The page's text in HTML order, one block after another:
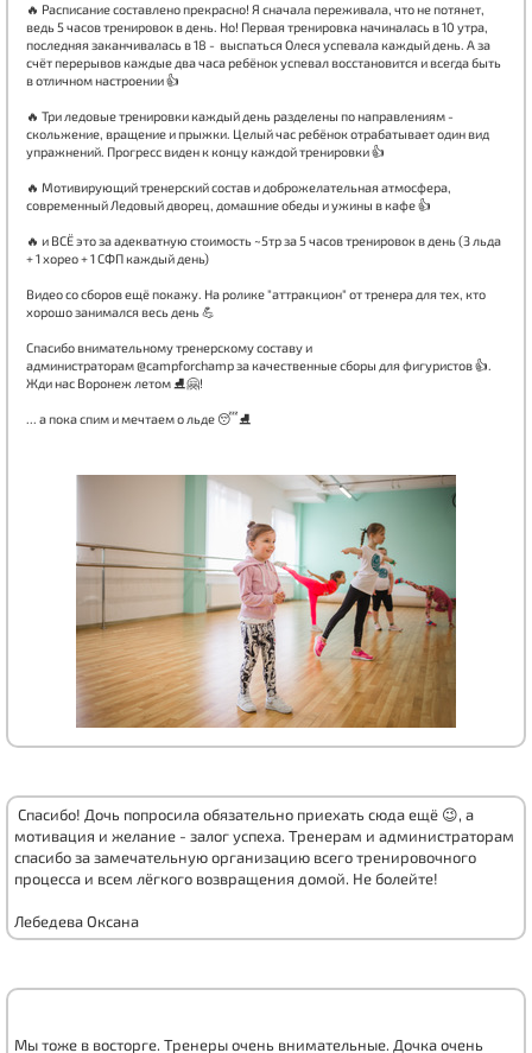
🔥 Расписание составлено прекрасно! Я сначала переживала, что не потянет,
ведь 5 часов тренировок в день. Но! Первая тренировка начиналась в 10 утра,
последняя заканчивалась в 18 - выспаться Олеся успевала каждый день. А за
счёт перерывов каждые два часа ребёнок успевал восстановится и всегда быть
в отличном настроении 👍
🔥 Три ледовые тренировки каждый день разделены по направлениям -
скольжение, вращение и прыжки. Целый час ребёнок отрабатывает один вид
упражнений. Прогресс виден к концу каждой тренировки 👍
🔥 Мотивирующий тренерский состав и доброжелательная атмосфера,
современный Ледовый дворец, домашние обеды и ужины в кафе 👍
🔥 и ВСЁ это за адекватную стоимость ~5тр за 5 часов тренировок в день (3 льда
+ 1 хорео + 1 СФП каждый день)
Видео со сборов ещё покажу. На ролике "аттракцион" от тренера для тех, кто
хорошо занимался весь день 💪
Спасибо внимательному тренерскому составу и
администраторам @campforchamp за качественные сборы для фигуристов 👍.
Жди нас Воронеж летом ⛸️🤗!
... а пока спим и мечтаем о льде 😴⛸️
Спасибо! Дочь попросила обязательно приехать сюда ещё 😉, а
мотивация и желание - залог успеха. Тренерам и администраторам
спасибо за замечательную организацию всего тренировочного
процесса и всем лёгкого возвращения домой. Не болейте!
Лебедева Оксана
Мы тоже в восторге. Тренеры очень внимательные. Дочка очень